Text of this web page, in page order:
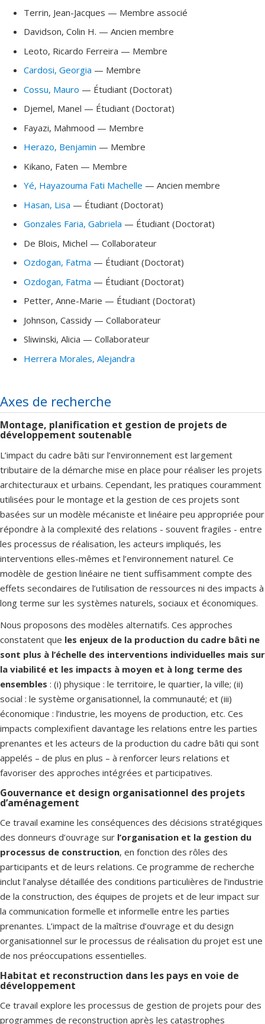
Terrin, Jean-Jacques — Membre associé
Davidson, Colin H. — Ancien membre
Leoto, Ricardo Ferreira — Membre
Cardosi, Georgia — Membre
Cossu, Mauro — Étudiant (Doctorat)
Djemel, Manel — Étudiant (Doctorat)
Fayazi, Mahmood — Membre
Herazo, Benjamin — Membre
Kikano, Faten — Membre
Yé, Hayazouma Fati Machelle — Ancien membre
Hasan, Lisa — Étudiant (Doctorat)
Gonzales Faria, Gabriela — Étudiant (Doctorat)
De Blois, Michel — Collaborateur
Ozdogan, Fatma — Étudiant (Doctorat)
Ozdogan, Fatma — Étudiant (Doctorat)
Petter, Anne-Marie — Étudiant (Doctorat)
Johnson, Cassidy — Collaborateur
Sliwinski, Alicia — Collaborateur
Herrera Morales, Alejandra
Axes de recherche
Montage, planification et gestion de projets de
développement soutenable
L’impact du cadre bâti sur l’environnement est largement
tributaire de la démarche mise en place pour réaliser les projets
architecturaux et urbains. Cependant, les pratiques couramment
utilisées pour le montage et la gestion de ces projets sont
basées sur un modèle mécaniste et linéaire peu appropriée pour
répondre à la complexité des relations - souvent fragiles - entre
les processus de réalisation, les acteurs impliqués, les
interventions elles-mêmes et l’environnement naturel. Ce
modèle de gestion linéaire ne tient suffisamment compte des
effets secondaires de l’utilisation de ressources ni des impacts à
long terme sur les systèmes naturels, sociaux et économiques.
Nous proposons des modèles alternatifs. Ces approches
constatent que les enjeux de la production du cadre bâti ne
sont plus à l’échelle des interventions individuelles mais sur
la viabilité et les impacts à moyen et à long terme des
ensembles : (i) physique : le territoire, le quartier, la ville; (ii)
social : le système organisationnel, la communauté; et (iii)
économique : l’industrie, les moyens de production, etc. Ces
impacts complexifient davantage les relations entre les parties
prenantes et les acteurs de la production du cadre bâti qui sont
appelés – de plus en plus – à renforcer leurs relations et
favoriser des approches intégrées et participatives.
Gouvernance et design organisationnel des projets
d’aménagement
Ce travail examine les conséquences des décisions stratégiques
des donneurs d’ouvrage sur l’organisation et la gestion du
processus de construction, en fonction des rôles des
participants et de leurs relations. Ce programme de recherche
inclut l’analyse détaillée des conditions particulières de l’industrie
de la construction, des équipes de projets et de leur impact sur
la communication formelle et informelle entre les parties
prenantes. L’impact de la maîtrise d’ouvrage et du design
organisationnel sur le processus de réalisation du projet est une
de nos préoccupations essentielles.
Habitat et reconstruction dans les pays en voie de
développement
Ce travail explore les processus de gestion de projets pour des
programmes de reconstruction après les catastrophes